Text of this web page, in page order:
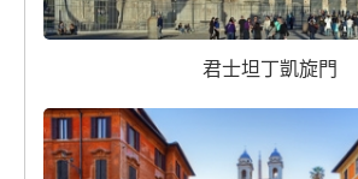
君士坦丁凱旋門